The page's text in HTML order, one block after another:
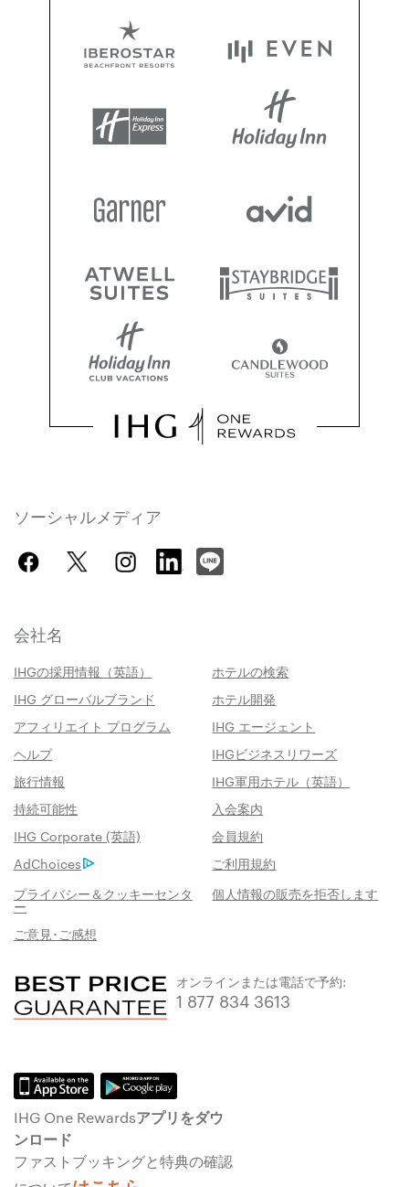
ソーシャルメディア
会社名
IHGの採用情報（英語）
ホテルの検索
IHG グローバルブランド
ホテル開発
アフィリエイト プログラム
IHG エージェント
ヘルプ
IHGビジネスリワーズ
旅行情報
IHG軍用ホテル（英語）
持続可能性
入会案内
IHG Corporate (英語)
会員規約
AdChoices
ご利用規約
プライバシー＆クッキーセンタ
ー
個人情報の販売を拒否します
ご意見･ご感想
オンラインまたは電話で予約:
1 877 834 3613
IHG One Rewardsアプリをダウ
ンロード
ファストブッキングと特典の確認